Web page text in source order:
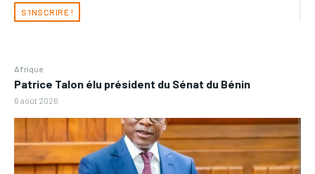
S'INSCRIRE !
Afrique
Patrice Talon élu président du Sénat du Bénin
6 août 2026